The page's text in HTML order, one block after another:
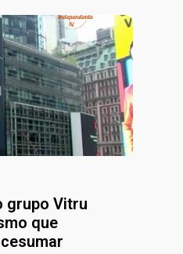
grupo Vitru
que